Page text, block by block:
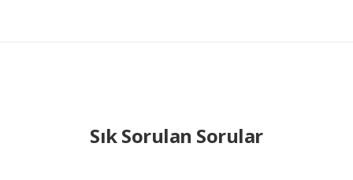
Sık Sorulan Sorular